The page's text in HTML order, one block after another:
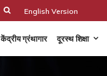
English Version
केंद्रीय ग्रंथागार दूरस्थ शिक्षा